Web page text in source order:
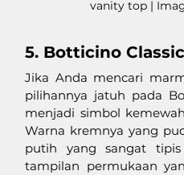
vanity top |
5. Botticino
Jika Anda mencari
pilihannya jatuh pada
menjadi simbol
Warna kremnya yang
putih yang sangat tipis
tampilan permukaan